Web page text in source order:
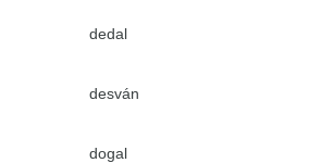
dedal
desván
dogal